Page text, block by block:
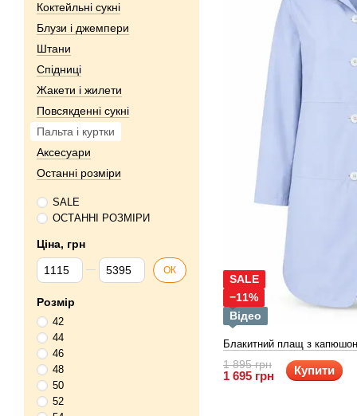
SALE
−11%
Відео
Блакитний плащ з
1 895 грн
1 695 грн Купити
Коктейльні сукні
Блузи і джемпери
Штани
Спідниці
Жакети і жилети
Повсякденні сукні
Пальта і куртки
Аксесуари
Останні розміри
SALE
ОСТАННІ РОЗМІРИ
Ціна, грн
Від Ціна, грн
До Ціна, грн ОК
Розмір
42
44
46
48
50
52